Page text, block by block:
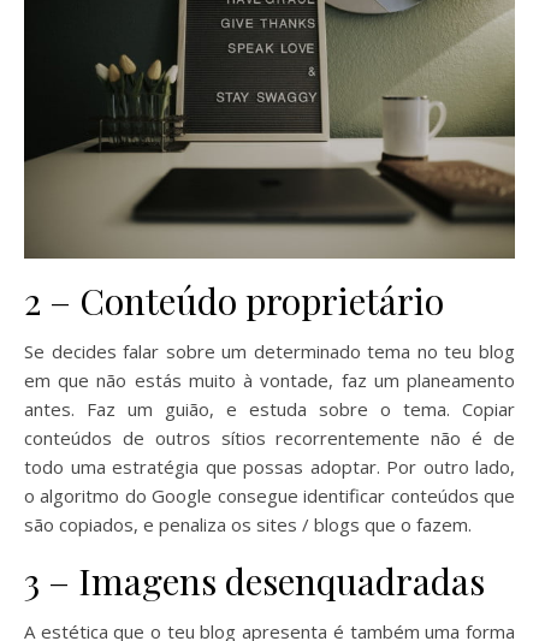
2 – Conteúdo proprietário
Se decides falar sobre um determinado tema no teu blog
em que não estás muito à vontade, faz um planeamento
antes. Faz um guião, e estuda sobre o tema. Copiar
conteúdos de outros sítios recorrentemente não é de
todo uma estratégia que possas adoptar. Por outro lado,
o algoritmo do Google consegue identificar conteúdos que
são copiados, e penaliza os sites / blogs que o fazem.
3 – Imagens desenquadradas
A estética que o teu blog apresenta é também uma forma